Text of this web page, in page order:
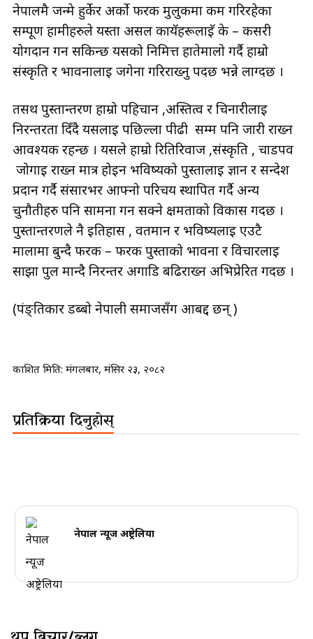
नेपालमै जन्मे हुर्केर अर्को फरक मुलुकमा कर्म गरिरहेका
सम्पूर्ण हामीहरुले यस्ता असल कायॅहरूलाइॅ के – कसरी
योगदान गर्न सकिन्छ यसको निमित्त हातेमालो गर्दै हाम्रो
संस्कृति र भावनालाई जगेर्ना गरिराख्नु पर्दछ भन्ने लाग्दछ ।
तसर्थ पुस्तान्तरण हाम्रो पहिचान ,अस्तित्व र चिनारीलाई
निरन्तरता दिँदै यसलाई पछिल्ला पीढी सम्म पनि जारी राख्न
आवश्यक रहन्छ । यसले हाम्रो रितिरिवाज ,संस्कृति , चाडपर्व
जोगाइ राख्न मात्र होइन भविष्यको पुस्तालाई ज्ञान र सन्देश
प्रदान गर्दै संसारभर आफ्नो परिचय स्थापित गर्दै अन्य
चुनौतीहरु पनि सामना गर्न सक्ने क्षमताको विकास गर्दछ ।
पुस्तान्तरणले नै इतिहास , वर्तमान र भविष्यलाई एउटै
मालामा बुन्दै फरक – फरक पुस्ताको भावना र विचारलाई
साझा पुल मान्दै निरन्तर अगाडि बढिराख्न अभिप्रेरित गर्दछ ।
(पंङ्तिकार डब्बो नेपाली समाजसँग आबद्द छन् )
प्रकाशित मिति: मंगलबार, मंसिर २३, २०८२
प्रतिक्रिया दिनुहोस्
नेपाल न्यूज अष्ट्रेलिया